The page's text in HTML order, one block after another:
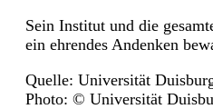
Sein Institut und die
ein ehrendes Andenken
Quelle: Universität
Photo: © Universität